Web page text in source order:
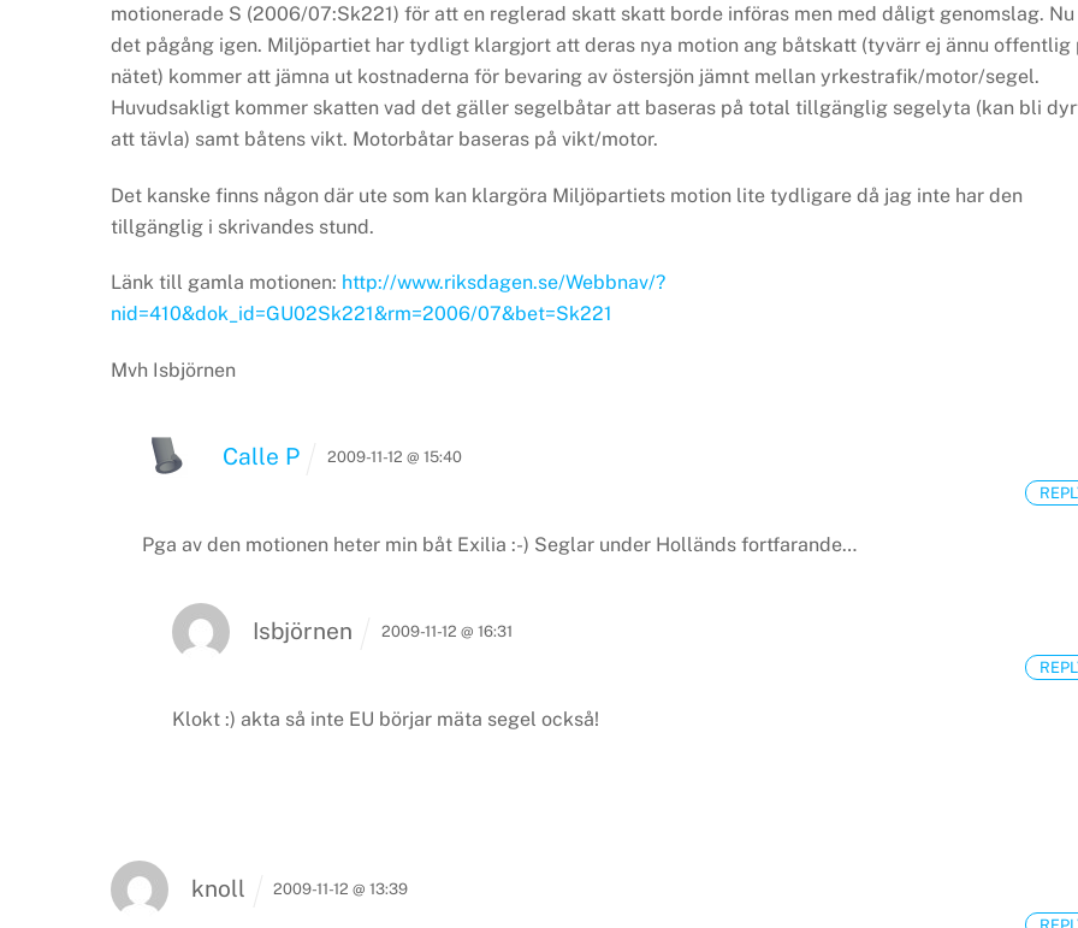
motionerade S (2006/07:Sk221) för att en reglerad skatt skatt borde införas men med dåligt genomslag. Nu
det pågång igen. Miljöpartiet har tydligt klargjort att deras nya motion ang båtskatt (tyvärr ej ännu offentlig
nätet) kommer att jämna ut kostnaderna för bevaring av östersjön jämnt mellan yrkestrafik/motor/segel.
Huvudsakligt kommer skatten vad det gäller segelbåtar att baseras på total tillgänglig segelyta (kan bli
att tävla) samt båtens vikt. Motorbåtar baseras på vikt/motor.
Det kanske finns någon där ute som kan klargöra Miljöpartiets motion lite tydligare då jag inte har den
tillgänglig i skrivandes stund.
Länk till gamla motionen: http://www.riksdagen.se/Webbnav/?
nid=410&dok_id=GU02Sk221&rm=2006/07&bet=Sk221
Mvh Isbjörnen
Calle P 2009-11-12 @ 15:40
Pga av den motionen heter min båt Exilia :-) Seglar under Holländs fortfarande…
Isbjörnen 2009-11-12 @ 16:31
Klokt :) akta så inte EU börjar mäta segel också!
knoll
2009-11-12 @ 13:39